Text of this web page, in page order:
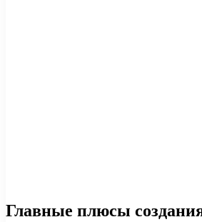
Главные плюсы